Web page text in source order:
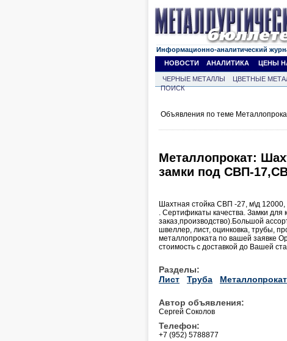
Информационно-аналитический
НОВОСТИ
АНАЛИТИКА ЦЕНЫ
ЧЕРНЫЕ МЕТАЛЛЫ ЦВЕТНЫЕ
ПОИСК
Объявления по теме
Металлопрокат:
замки под СВП-
Шахтная стойка СВП -27, м\д
. Сертификаты качества. Замки
заказ,производство).Большой
швеллер, лист, оцинковка, трубы,
металлопроката по вашей заявке
стоимость с доставкой до Вашей
Разделы:
Лист
Труба Металлопрокат
Автор объявления:
Сергей Соколов
Телефон:
+7 (952) 5788877